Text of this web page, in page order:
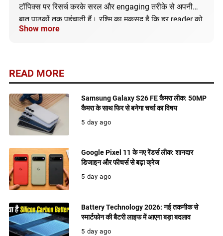
टॉपिक्स पर रिसर्च करके सरल और engaging तरीके से अपनी
बात पाठकों तक पहुंचाती हैं। रश्मि का मकसद है कि हर reader को
सही और अपडेटेड जानकारी मिले।
Show more
READ MORE
Samsung Galaxy S26 FE कैमरा लीक: 50MP
कैमरा के साथ फिर से बनेगा चर्चा का विषय
5 day ago
Google Pixel 11 के नए रेंडर्स लीक: शानदार
डिजाइन और फीचर्स से बढ़ा क्रेज
5 day ago
Battery Technology 2026: नई तकनीक से
स्मार्टफोन की बैटरी लाइफ में आएगा बड़ा बदलाव
5 day ago